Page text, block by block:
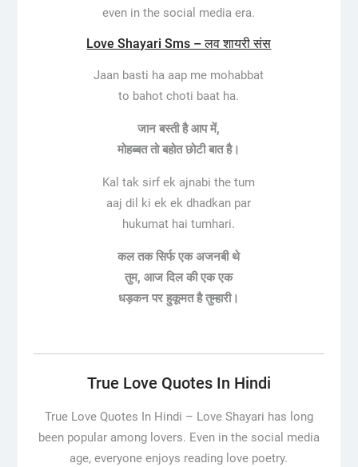
even in the social media era.
Love Shayari Sms – लव शायरी संस
Jaan basti ha aap me mohabbat
to bahot choti baat ha.
जान बस्ती है आप में,
मोहब्बत तो बहोत छोटी बात है।
Kal tak sirf ek ajnabi the tum
aaj dil ki ek ek dhadkan par
hukumat hai tumhari.
कल तक सिर्फ एक अजनबी थे
तुम, आज दिल की एक एक
धड़कन पर हुकूमत है तुम्हारी।
True Love Quotes In Hindi
True Love Quotes In Hindi – Love Shayari has long
been popular among lovers. Even in the social media
age, everyone enjoys reading love poetry.